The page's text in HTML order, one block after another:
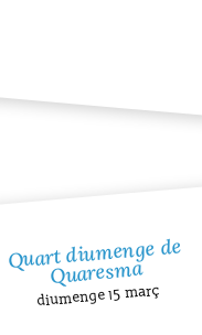
Quart diumenge de
Quaresma
diumenge 15 març